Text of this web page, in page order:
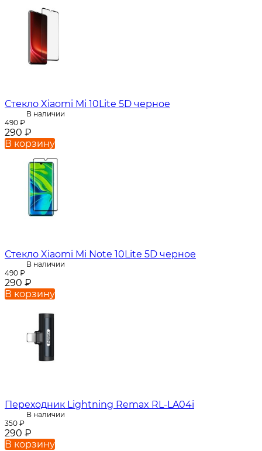
Стекло Xiaomi Mi 10Lite 5D черное
В наличии
490 ₽
290 ₽
В корзину
Стекло Xiaomi Mi Note 10Lite 5D черное
В наличии
490 ₽
290 ₽
В корзину
Переходник Lightning Remax RL-LA04i
В наличии
350 ₽
290 ₽
В корзину